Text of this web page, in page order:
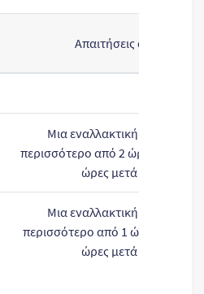
Απαιτήσεις αλλαγής
Μια εναλλακτική πτήση που
περισσότερο από 2 ώρες και
ώρες μετά την
Μια εναλλακτική πτήση που
περισσότερο από 1 ώρα και
ώρες μετά την